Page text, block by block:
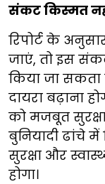
संकट किस्मत
रिपोर्ट के
जाएं, तो इस
किया जा सकता
दायरा बढ़ाना
को मजबूत
बुनियादी ढांचे में
सुरक्षा और
होगा।